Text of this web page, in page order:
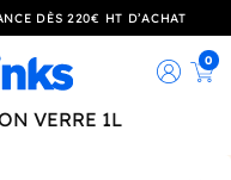
DÈS 220€ HT D’ACHAT
0